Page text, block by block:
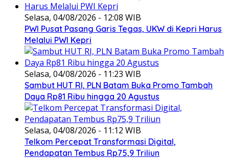
Selasa, 04/08/2026 - 12:08 WIB
PWI Pusat Pasang Garis Tegas, UKW di Kepri Harus
Melalui PWI Kepri
Selasa, 04/08/2026 - 11:23 WIB
Sambut HUT RI, PLN Batam Buka Promo Tambah
Daya Rp81 Ribu hingga 20 Agustus
Selasa, 04/08/2026 - 11:12 WIB
Telkom Percepat Transformasi Digital,
Pendapatan Tembus Rp75,9 Triliun